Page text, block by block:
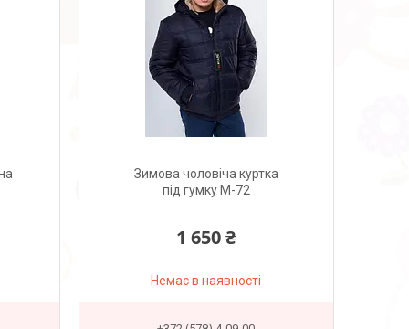
Зимова чоловіча куртка
під гумку М-72
1 650 ₴
Немає в наявності